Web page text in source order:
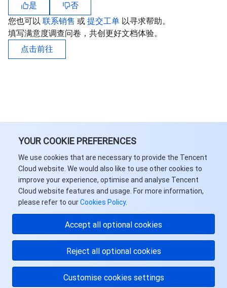
YOUR COOKIE PREFERENCES
We use cookies that are necessary to provide the Tencent
Cloud website. We would also like to use other cookies to
improve your experience, optimise and analyse Tencent
Cloud website features and usage. For more information,
please refer to ourCookies Policy.
Accept all optional cookies
Reject all optional cookies
Customise cookies settings
是
否
您也可以 联系销售 或 提交工单 以寻求帮助。
填写满意度调查问卷，共创更好文档体验。
点击前往